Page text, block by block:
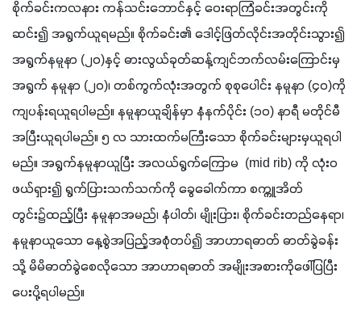
စိုက်ခင်းကလနား ကန်သင်းဘောင်နှင့် ဝေးရာကြံခင်းအတွင်းကို
ဆင်း၍ အရွက်ယူရမည်။ စိုက်ခင်း၏ ဒေါင့်ဖြတ်လိုင်းအတိုင်းသွား၍
အရွက်နမူနာ (၂၀)နှင့် ဓားလွယ်ခုတ်ဆန့်ကျင်ဘက်လမ်းကြောင်းမှ
အရွက် နမူနာ (၂၀)၊ တစ်ကွက်လုံးအတွက် စုစုပေါင်း နမူနာ (၄၀)ကို
ကျပန်းရယူရပါမည်။ နမူနာယူချိန်မှာ နံနက်ပိုင်း (၁၀) နာရီ မတိုင်မီ
အပြီးယူရပါမည်။ ၅ လ သားထက်မကြီးသော စိုက်ခင်းများမှယူရပါ
မည်။ အရွက်နမူနာယူပြီး အလယ်ရွက်ကြောမ  (mid rib) ကို လုံးဝ
ဖယ်ရှား၍ ရွက်ပြားသက်သက်ကို ခွေခေါက်ကာ စက္ကူအိတ်
တွင်း၌ထည့်ပြီး နမူနာအမည်၊ နံပါတ်၊ မျိုးပြား၊ စိုက်ခင်းတည်နေရာ၊
နမူနာယူသော နေ့စွဲအပြည့်အစုံတပ်၍ အာဟာရဓာတ် ဓာတ်ခွဲခန်း
သို့ မိမိဓာတ်ခွဲစေလိုသော အာဟာရဓာတ် အမျိုးအစားကိုဖေါ်ပြပြီး
ပေးပို့ရပါမည်။